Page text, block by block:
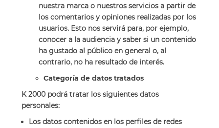
nuestra marca o nuestros servicios a partir de
los comentarios y opiniones realizadas por los
usuarios. Esto nos servirá para, por ejemplo,
conocer a la audiencia y saber si un contenido
ha gustado al público en general o, al
contrario, no ha resultado de interés.
Categoría de datos tratados
K 2000 podrá tratar los siguientes datos
personales:
Los datos contenidos en los perfiles de redes